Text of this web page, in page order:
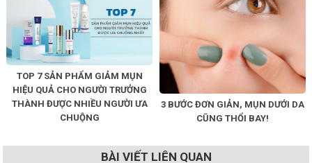
TOP 7 SẢN PHẨM GIẢM MỤN
HIỆU QUẢ CHO NGƯỜI TRƯỞNG
THÀNH ĐƯỢC NHIỀU NGƯỜI ƯA
CHUỘNG
3 BƯỚC ĐƠN GIẢN, MỤN DƯỚI DA
CŨNG THỔI BAY!
BÀI VIẾT LIÊN QUAN